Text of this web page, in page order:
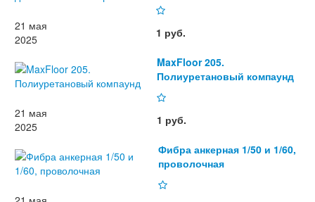
21 мая
2025
1 руб.
MaxFloor 205.
Полиуретановый компаунд
21 мая
2025
1 руб.
Фибра анкерная 1/50 и 1/60,
проволочная